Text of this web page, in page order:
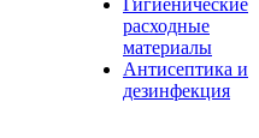
Гигиенические
расходные
материалы
Антисептика и
дезинфекция